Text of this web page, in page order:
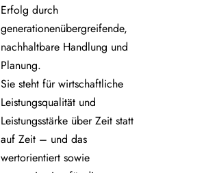
Erfolg durch
generationenübergreifende,
nachhaltbare Handlung und
Planung.
Sie steht für wirtschaftliche
Leistungsqualität und
Leistungsstärke über Zeit statt
auf Zeit – und das
wertorientiert sowie